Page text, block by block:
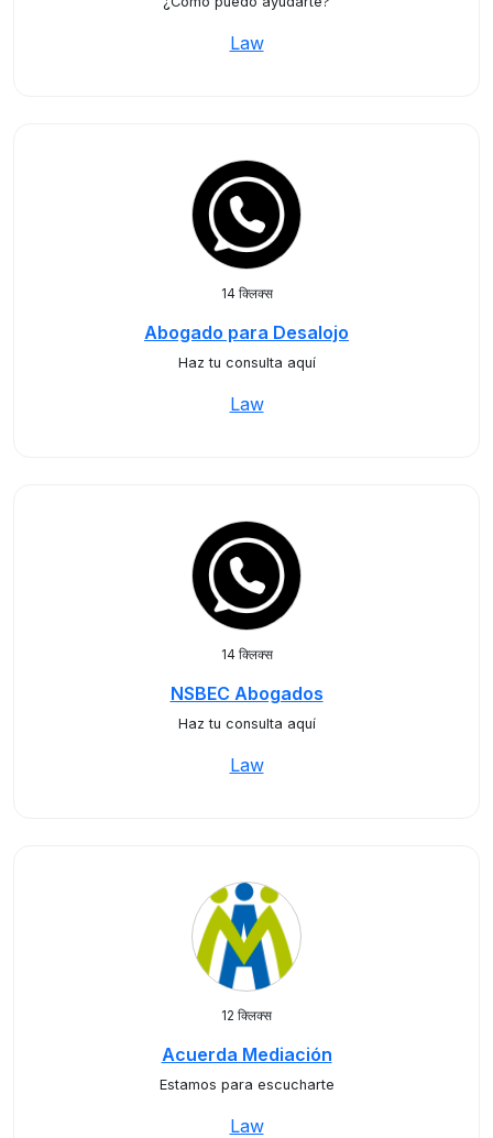
Law
14 क्लिक्स
Abogado para Desalojo
Haz tu consulta aquí
Law
14 क्लिक्स
NSBEC Abogados
Haz tu consulta aquí
Law
12 क्लिक्स
Acuerda Mediación
Estamos para escucharte
Law